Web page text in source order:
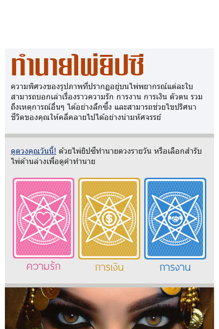
ทำนายไพ่ยิปซี
ความพิศวงของรูปภาพที่ปรากฏอยู่บนไพ่พยากรณ์แต่ละใบ
สามารถบอกเล่าเรื่องราวความรัก การงาน การเงิน ตัวตน รวม
ถึงเหตุการณ์อื่นๆ ได้อย่างลึกซึ้ง และสามารถช่วยไขปริศนา
ชีวิตของคุณให้คลี่คลายไปได้อย่างน่ามหัศจรรย์
ดูดวงคุณวันนี้! ด้วยไพ่ยิปซีทำนายดวงรายวัน หรือเลือกสำรับ
ไพ่ด้านล่างเพื่อดูคำทำนาย
ความรัก การเงิน การงาน